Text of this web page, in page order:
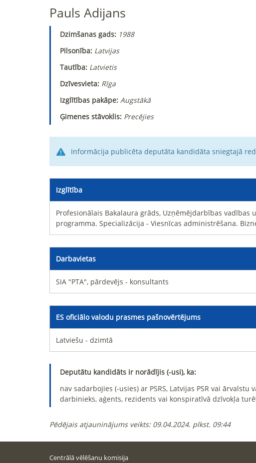
Pauls Adijans
Dzimšanas gads: 1988
Pilsonība: Latvijas
Tautība: Latvietis
Dzīvesvieta: Rīga
Izglītības pakāpe: Augstākā
Ģimenes stāvoklis: Precējies
Informācija publicēta deputāta kandidāta sniegtajā
Izglītība
Profesionālais Bakalaura grāds, Uzņēmējdarbības
programma. Specializācija - Viesnīcas administrēšana.
Darbavietas
SIA "PTA", pārdevējs - konsultants
ES oficiālo valodu prasmes pašnovērtējums
Latviešu - dzimtā
Deputātu kandidāts ir norādījis (-usi), ka:
nav sadarbojies (-usies) ar PSRS, Latvijas PSR vai
darbinieks, aģents, rezidents vai konspiratīvā dzīvokļa
Pēdējais atjauninājums veikts: 09.04.2024. plkst. 09:44
Centrālā vēlēšanu komisija